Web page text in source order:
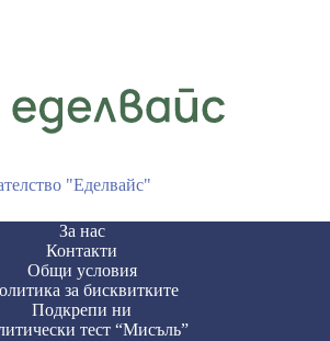
"Еделвайс"
За нас
Контакти
Общи условия
за бисквитките
Подкрепи ни
тест “Мисъль”